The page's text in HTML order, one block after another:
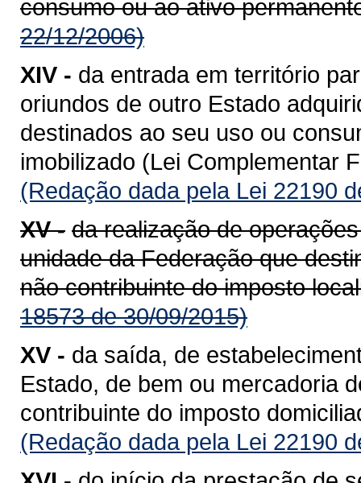
consumo ou ao ativo
22/12/2006)
XIV - da entrada em território
oriundos de outro Estado
destinados ao seu uso ou
imobilizado (Lei Complementar
(Redação dada pela Lei 22190
XV - da realização de
unidade da Federação que
não contribuinte do imposto
18573 de 30/09/2015)
XV - da saída, de
Estado, de bem ou mercadoria
contribuinte do imposto
(Redação dada pela Lei 22190